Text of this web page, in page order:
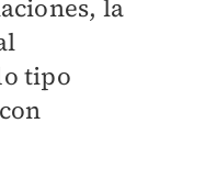
la
tipo